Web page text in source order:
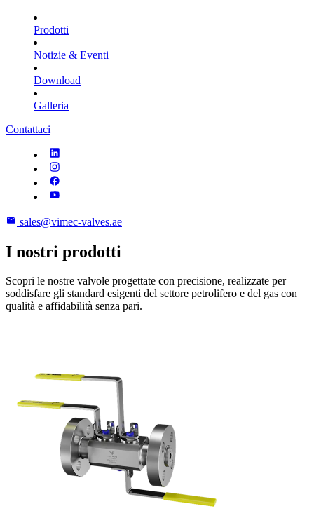
Prodotti
Notizie & Eventi
Download
Galleria
Contattaci
sales@vimec-valves.ae
I nostri prodotti
Scopri le nostre valvole progettate con precisione, realizzate per
soddisfare gli standard esigenti del settore petrolifero e del gas con
qualità e affidabilità senza pari.